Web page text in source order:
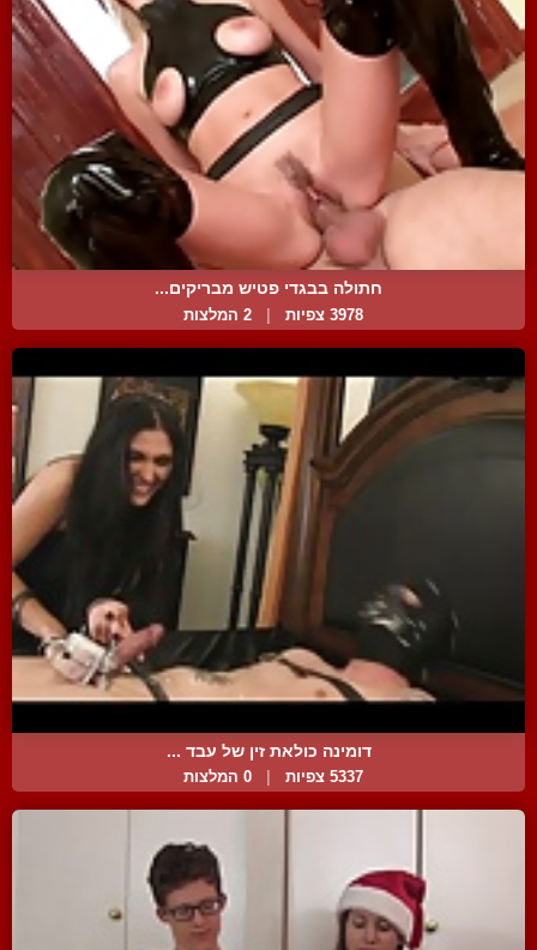
חתולה בבגדי פטיש מבריקים...
3978 צפיות | 2 המלצות
דומינה כולאת זין של עבד ...
5337 צפיות 0 המלצות